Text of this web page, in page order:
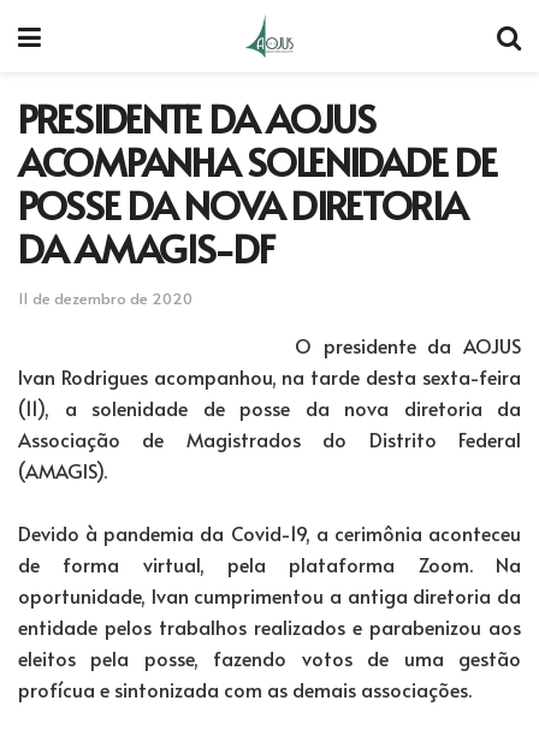
PRESIDENTE DA AOJUS
ACOMPANHA SOLENIDADE DE
POSSE DA NOVA DIRETORIA
DA AMAGIS-DF
11 de dezembro de 2020
O presidente da AOJUS
Ivan Rodrigues acompanhou, na tarde desta sexta-feira
(11), a solenidade de posse da nova diretoria da
Associação de Magistrados do Distrito Federal
(AMAGIS).
Devido à pandemia da Covid-19, a cerimônia aconteceu
de forma virtual, pela plataforma Zoom. Na
oportunidade, Ivan cumprimentou a antiga diretoria da
entidade pelos trabalhos realizados e parabenizou aos
eleitos pela posse, fazendo votos de uma gestão
profícua e sintonizada com as demais associações.